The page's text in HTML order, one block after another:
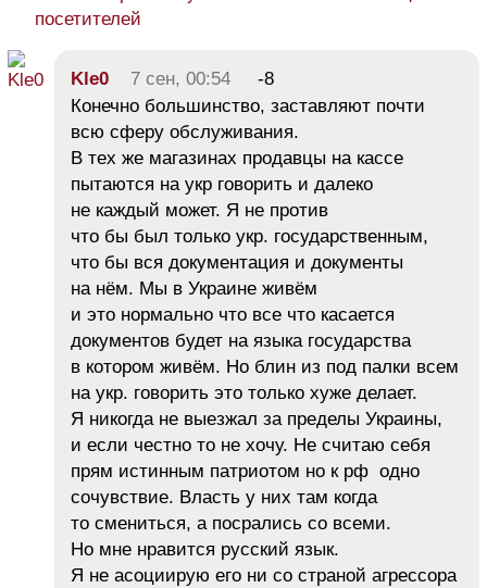
посетителей
Kle0 7 сен, 00:54
-8
Конечно большинство, заставляют почти
всю сферу обслуживания.
В тех же магазинах продавцы на кассе
пытаются на укр говорить и далеко
не каждый может. Я не против
что бы был только укр. государственным,
что бы вся документация и документы
на нём. Мы в Украине живём
и это нормально что все что касается
документов будет на языка государства
в котором живём. Но блин из под палки всем
на укр. говорить это только хуже делает.
Я никогда не выезжал за пределы Украины,
и если честно то не хочу. Не считаю себя
прям истинным патриотом но к рф одно
сочувствие. Власть у них там когда
то смениться, а посрались со всеми.
Но мне нравится русский язык.
Я не асоциирую его ни со страной агрессора